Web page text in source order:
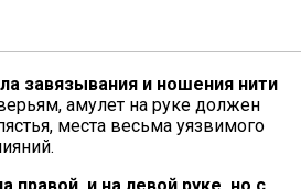
завязывания и ношения нити
амулет на руке должен
места весьма уязвимого